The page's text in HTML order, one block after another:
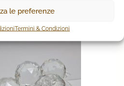
le preferenze
Termini & Condizioni
16,00€.12,00€.